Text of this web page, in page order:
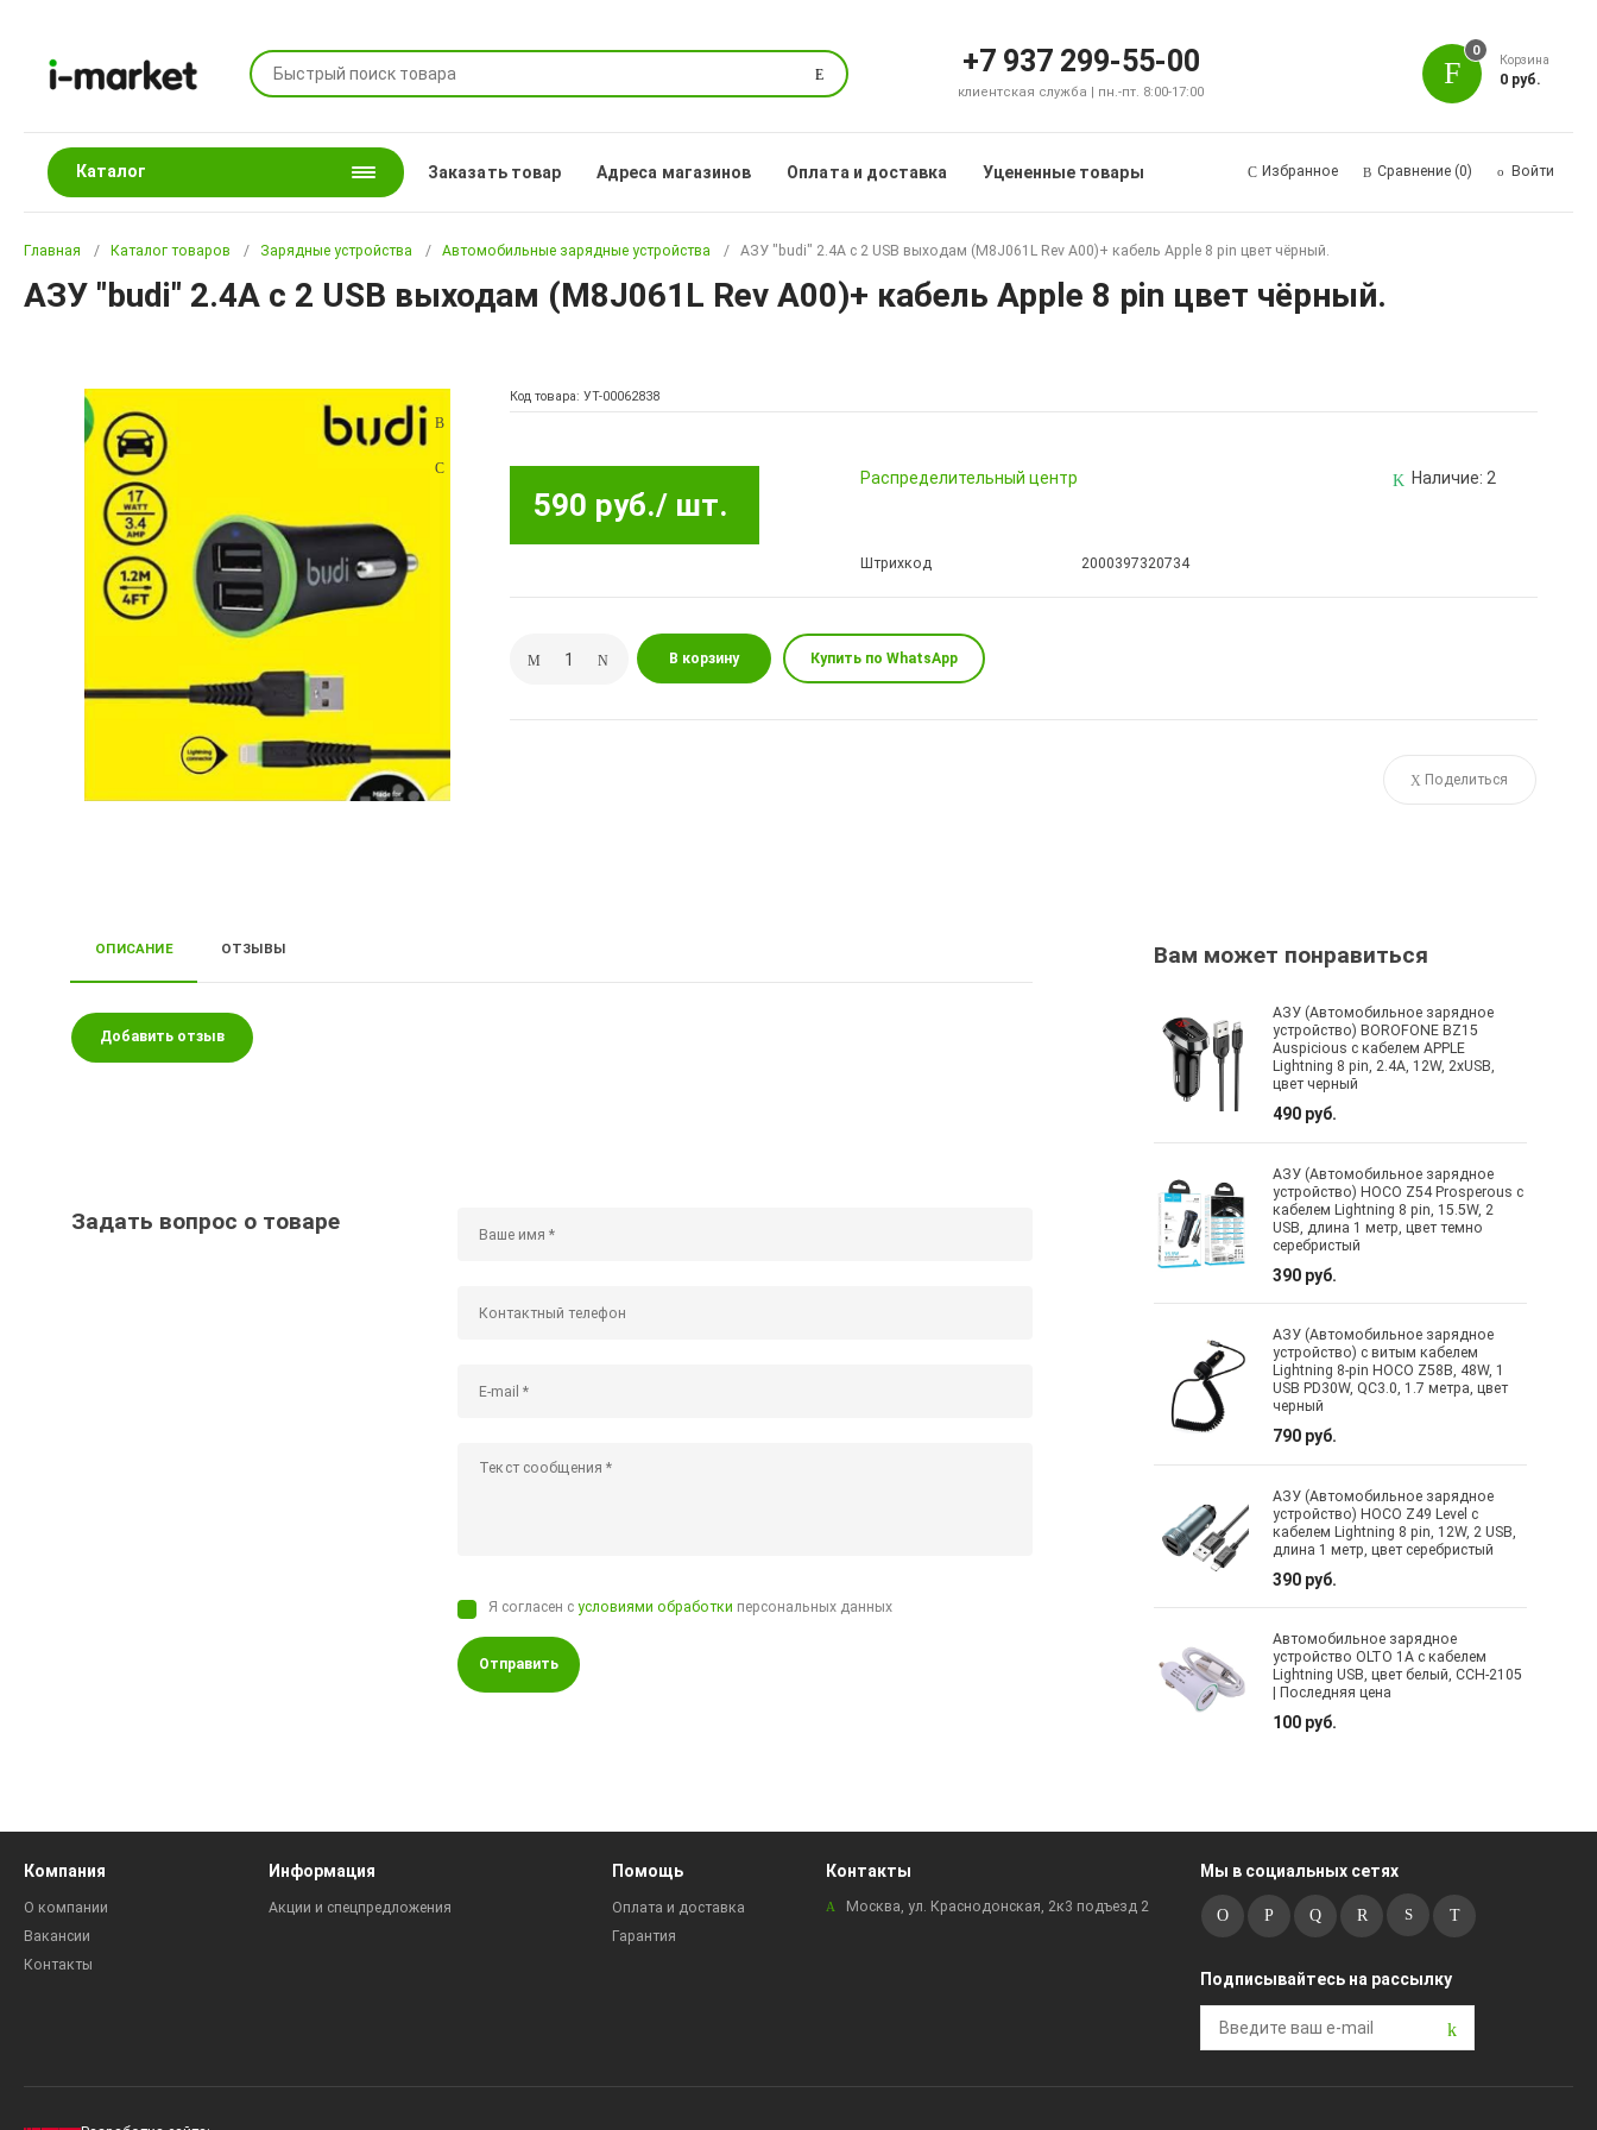
Поиск +7 937 299-55-00
клиентская служба | пн.-пт. 8:00-17:00
0
Корзина
0 руб.
Каталог Заказать товар Адреса магазинов Оплата и доставка Уцененные товары Избранное Сравнение (0) Войти
Главная Каталог товаров Зарядные устройства Автомобильные зарядные устройства АЗУ "budi" 2.4A с 2 USB выходам (M8J061L Rev A00)+ кабель Apple 8 pin цвет чёрный.
АЗУ "budi" 2.4A с 2 USB выходам (M8J061L Rev A00)+ кабель Apple 8 pin цвет чёрный.
Код товара: УТ-00062838
590 руб./ шт.
Pаспределительный центр Наличие: 2
Штрихкод 2000397320734
В корзину Купить по WhatsApp
Поделиться
ОПИСАНИЕ ОТЗЫВЫ
Добавить отзыв
Задать вопрос о товаре
Я согласен сусловиями обработки персональных данных
Отправить
Вам может понравиться
АЗУ (Автомобильное зарядное
устройство) BOROFONE BZ15
Auspicious с кабелем APPLE
Lightning 8 pin, 2.4А, 12W, 2xUSB,
цвет черный
490 руб.
АЗУ (Автомобильное зарядное
устройство) HOCO Z54 Prosperous с
кабелем Lightning 8 pin, 15.5W, 2
USB, длина 1 метр, цвет темно
серебристый
390 руб.
АЗУ (Автомобильное зарядное
устройство) с витым кабелем
Lightning 8-pin HOCO Z58B, 48W, 1
USB PD30W, QC3.0, 1.7 метра, цвет
черный
790 руб.
АЗУ (Автомобильное зарядное
устройство) HOCO Z49 Level с
кабелем Lightning 8 pin, 12W, 2 USB,
длина 1 метр, цвет серебристый
390 руб.
Автомобильное зарядное
устройство OLTO 1A с кабелем
Lightning USB, цвет белый, CCH-2105
| Последняя цена
100 руб.
Компания
О компании
Вакансии
Контакты
Информация
Акции и спецпредложения
Помощь
Оплата и доставка
Гарантия
Контакты
Москва, ул. Краснодонская, 2к3 подъезд 2
Мы в социальных сетях
Подписывайтесь на рассылку